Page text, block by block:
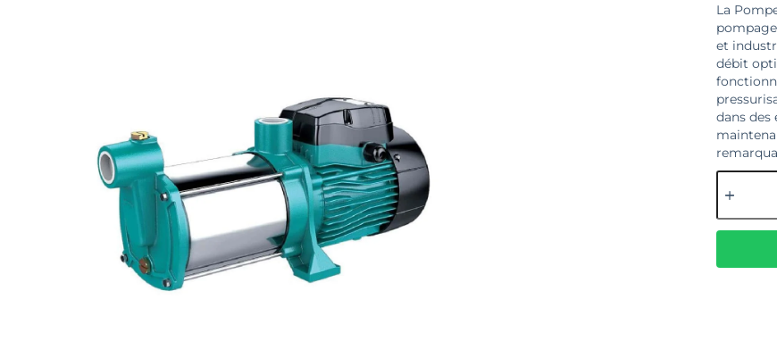
La
et
débit
dans